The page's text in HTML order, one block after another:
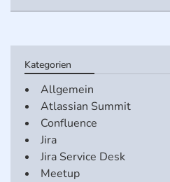
Kategorien
Allgemein
Atlassian Summit
Confluence
Jira
Jira Service Desk
Meetup